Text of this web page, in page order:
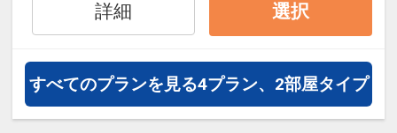
詳細 選択
すべてのプランを見る4プラン、2部屋タイプ